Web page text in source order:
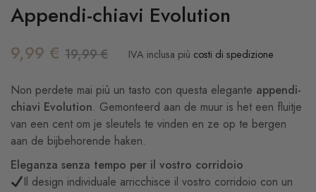
Appendi-chiavi Evolution
9,99 € 19,99€ IVA inclusa più costi di spedizione
Non perdete mai più un tasto con questa elegante appendi-
chiavi Evolution. Gemonteerd aan de muur is het een fluitje
van een cent om je sleutels te vinden en ze op te bergen
aan de bijbehorende haken.
Eleganza senza tempo per il vostro corridoio
Il design individuale arricchisce il vostro corridoio con un